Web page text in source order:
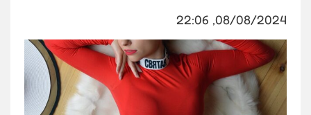
08/08/2024, 22:06